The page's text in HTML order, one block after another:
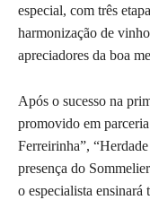
especial, com três
harmonização de
apreciadores da boa
Após o sucesso na
promovido em
Ferreirinha”,
presença do
o especialista ensinará